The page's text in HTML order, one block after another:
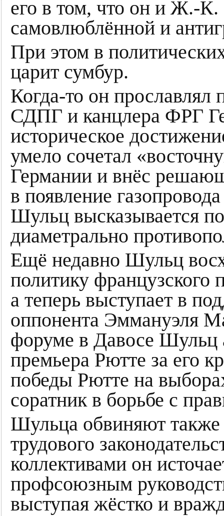
его в том, что он и Ж.-
самовлюблённой и
При этом в
царит сумбур.
Когда-то он прославлял
СДПГ и канцлера ФРГ
историческое
умело сочетал
Германии и внёс
в появление
Шульц высказывается
диаметрально
Ещё недавно Шульц
политику французского
а теперь выступает в
оппонента Эммануэля
форуме в Давосе Шульц
премьера Рютте за его
победы Рютте на
соратник в борьбе с
Шульца обвиняют
трудового
коллективами он
профсоюзным
выступая жёстко и